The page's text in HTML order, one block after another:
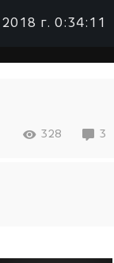
г. 0:34:11
328 3